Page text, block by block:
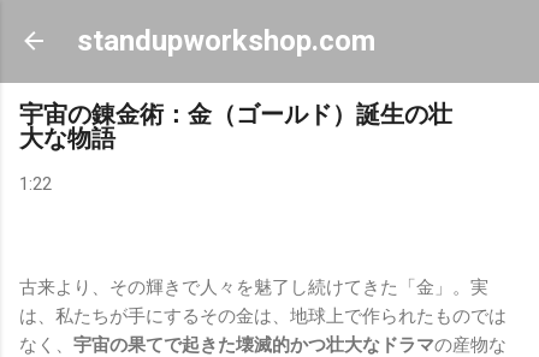
スキップしてメイン コンテンツに移動
standupworkshop.com
宇宙の錬金術：金（ゴールド）誕生の壮
大な物語
1:22
古来より、その輝きで人々を魅了し続けてきた「金」。実
は、私たちが手にするその金は、地球上で作られたものでは
なく、 宇宙の果てで起きた壊滅的かつ壮大なドラマの産物な